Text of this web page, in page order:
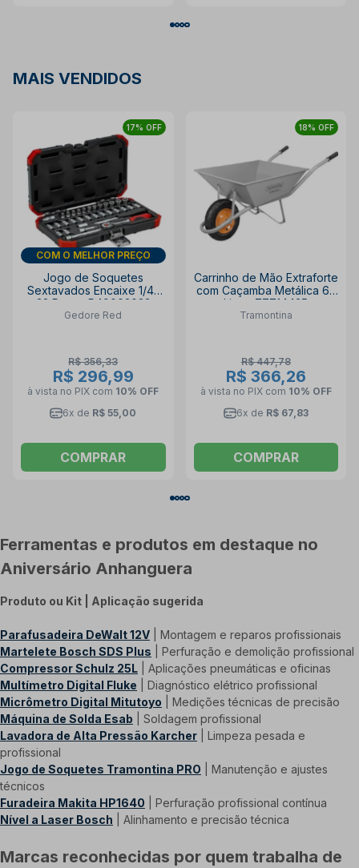
MAIS VENDIDOS
17% OFF
DIA DOS PAIS
Jogo de Soquetes
Sextavados Encaixe 1/4"
33 Peças R49003033
GEDORE RED
Gedore Red
R$ 356,33
R$ 296,99
à vista no PIX com 10% OFF
6x de R$ 55,00
COMPRAR
18% OFF
Carrinho de Mão Extraforte
com Caçamba Metálica 65
Litros 77714435
TRAMONTINA
Tramontina
R$ 447,78
R$ 366,26
à vista no PIX com 10% OFF
6x de R$ 67,83
COMPRAR
Ferramentas e produtos em destaque no
Aniversário Anhanguera
Produto ou Kit | Aplicação sugerida
Parafusadeira DeWalt 12V | Montagem e reparos profissionais
Martelete Bosch SDS Plus | Perfuração e demolição profissional
Compressor Schulz 25L | Aplicações pneumáticas e oficinas
Multímetro Digital Fluke | Diagnóstico elétrico profissional
Micrômetro Digital Mitutoyo | Medições técnicas de precisão
Máquina de Solda Esab | Soldagem profissional
Lavadora de Alta Pressão Karcher | Limpeza pesada e
profissional
Jogo de Soquetes Tramontina PRO | Manutenção e ajustes
técnicos
Furadeira Makita HP1640 | Perfuração profissional contínua
Nível a Laser Bosch | Alinhamento e precisão técnica
Marcas reconhecidas por quem trabalha de